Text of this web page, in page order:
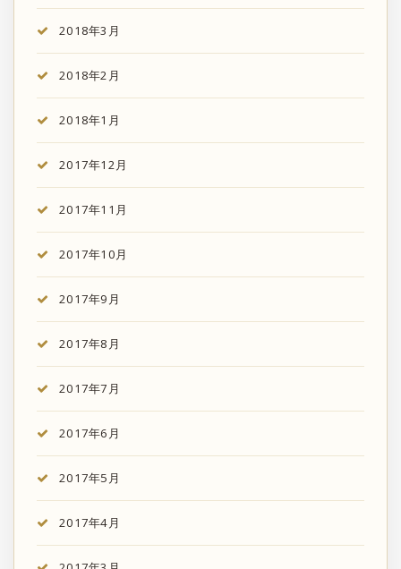
2018年3月
2018年2月
2018年1月
2017年12月
2017年11月
2017年10月
2017年9月
2017年8月
2017年7月
2017年6月
2017年5月
2017年4月